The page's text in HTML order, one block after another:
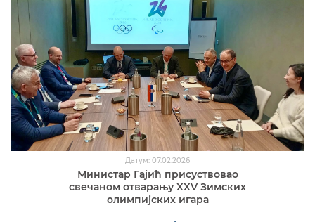
Датум: 07.02.2026
Министар Гајић присуствовао
свечаном отварању XXV Зимских
олимпијских игара